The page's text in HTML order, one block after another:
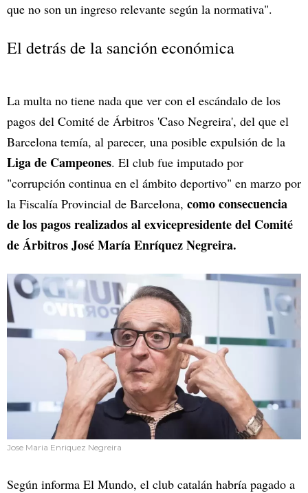
que no son un ingreso relevante según la normativa".
El detrás de la sanción económica
La multa no tiene nada que ver con el escándalo de los
pagos del Comité de Árbitros 'Caso Negreira', del que el
Barcelona temía, al parecer, una posible expulsión de la
Liga de Campeones. El club fue imputado por
"corrupción continua en el ámbito deportivo" en marzo por
la Fiscalía Provincial de Barcelona, como consecuencia
de los pagos realizados al exvicepresidente del Comité
de Árbitros José María Enríquez Negreira.
Jose Maria Enriquez Negreira
Según informa El Mundo, el club catalán habría pagado a